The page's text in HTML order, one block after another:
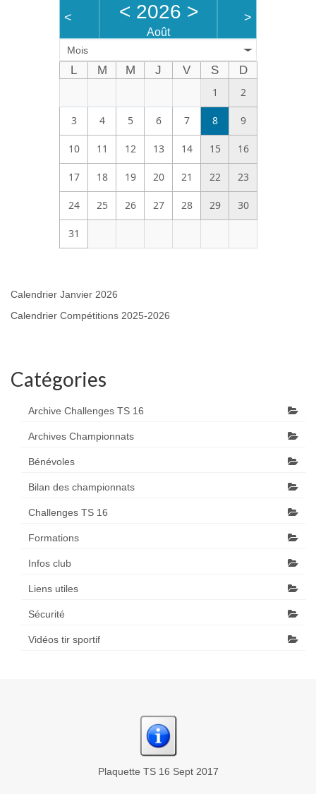
< < 2026 >
Août
>
Mois
L M M J V S
D
1
2
3 4 5 6 7 8 9
10 11 12 13 14 15 16
17 18 19 20 21 22 23
24 25 26 27 28 29 30
31
Calendrier Janvier 2026
Calendrier Compétitions 2025-2026
Catégories
Archive Challenges TS 16
Archives Championnats
Bénévoles
Bilan des championnats
Challenges TS 16
Formations
Infos club
Liens utiles
Sécurité
Vidéos tir sportif
Plaquette TS 16 Sept 2017